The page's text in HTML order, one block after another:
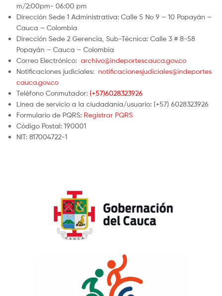
m/2:00pm- 06:00 pm
Dirección Sede 1 Administrativa: Calle 5 No 9 – 10 Popayán –
Cauca – Colombia
Dirección Sede 2 Gerencia, Sub-Técnica: Calle 3 # 8-58
Popayán – Cauca – Colombia
Correo Electrónico: archivo@indeportescauca.gov.co
Notificaciones judiciales: notificacionesjudiciales@indeportes
cauca.gov.co
Teléfono Conmutador: (+57)6028323926
Línea de servicio a la ciudadanía/usuario: (+57) 6028323926
Formulario de PQRS: Registrar PQRS
Código Postal: 190001
NIT: 817004722-1